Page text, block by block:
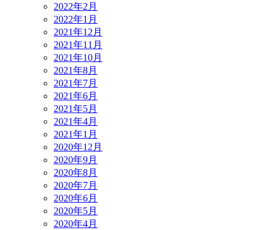
2022年2月
2022年1月
2021年12月
2021年11月
2021年10月
2021年8月
2021年7月
2021年6月
2021年5月
2021年4月
2021年1月
2020年12月
2020年9月
2020年8月
2020年7月
2020年6月
2020年5月
2020年4月